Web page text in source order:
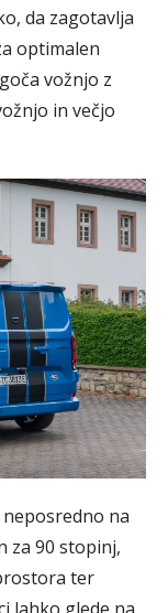
da zagotavlja
optimalen
vožnjo z
in večjo
na
za 90 stopinj,
ter